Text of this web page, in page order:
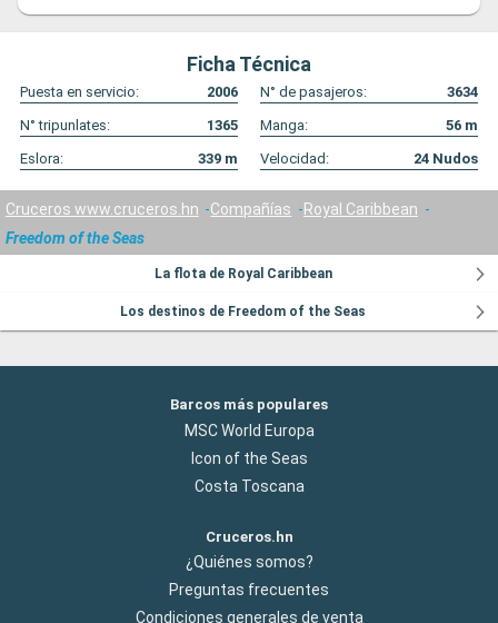
Ficha Técnica
Puesta en servicio: 2006 N° de pasajeros:
3634
N° tripunlates:
1365 Manga: 56 m
Eslora:
339 m Velocidad: 24 Nudos
Cruceros www.cruceros.hn Compañías
Royal Caribbean
Freedom of the Seas
La flota de Royal Caribbean
Los destinos de Freedom of the Seas
Barcos más populares
MSC World Europa
Icon of the Seas
Costa Toscana
Cruceros.hn
¿Quiénes somos?
Preguntas frecuentes
Condiciones generales de venta